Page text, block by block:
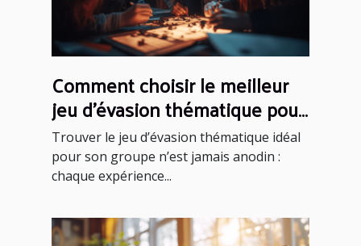
Comment choisir le meilleur
jeu d'évasion thématique pour
votre groupe
Trouver le jeu d’évasion thématique idéal
pour son groupe n’est jamais anodin :
chaque expérience...